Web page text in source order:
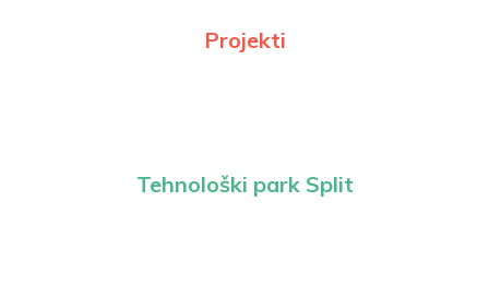
Projekti
Tehnološki park Split